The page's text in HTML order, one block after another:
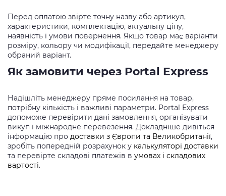
Перед оплатою звірте точну назву або артикул,
характеристики, комплектацію, актуальну ціну,
наявність і умови повернення. Якщо товар має варіанти
розміру, кольору чи модифікації, передайте менеджеру
обраний варіант.
Як замовити через Portal Express
Надішліть менеджеру пряме посилання на товар,
потрібну кількість і важливі параметри. Portal Express
допоможе перевірити дані замовлення, організувати
викуп і міжнародне перевезення. Докладніше дивіться
інформацію про доставки з Європи та Великобританії,
зробіть попередній розрахунок у калькуляторі доставки
та перевірте складові платежів в умовах і складових
вартості.